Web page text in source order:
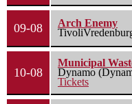
09-08
Arch Enemy
10-08
Municipal
Dynamo
Tickets